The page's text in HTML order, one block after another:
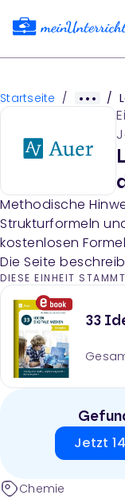
Startseite / /
Methodische
Strukturformeln
kostenlosen
Die Seite
Schüler*innen in
chemischen
Wasser.
DIESE EINHEIT
33
Jetzt
Chemie